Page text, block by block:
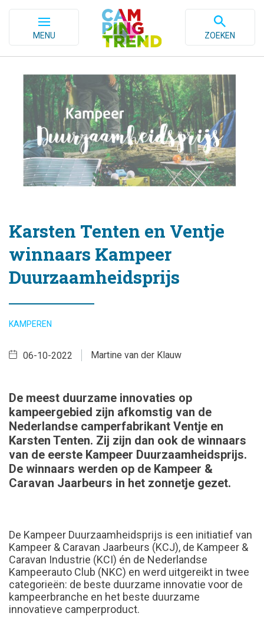
MENU ZOEKEN
Karsten Tenten en Ventje
winnaars Kampeer
Duurzaamheidsprijs
KAMPEREN
Martine van der Klauw
06-10-2022
De meest duurzame innovaties op
kampeergebied zijn afkomstig van de
Nederlandse camperfabrikant Ventje en
Karsten Tenten. Zij zijn dan ook de winnaars
van de eerste Kampeer Duurzaamheidsprijs.
De winnaars werden op de Kampeer &
Caravan Jaarbeurs in het zonnetje gezet.
De Kampeer Duurzaamheidsprijs is een initiatief van
Kampeer & Caravan Jaarbeurs (KCJ), de Kampeer &
Caravan Industrie (KCI) én de Nederlandse
Kampeerauto Club (NKC) en werd uitgereikt in twee
categorieën: de beste duurzame innovatie voor de
kampeerbranche en het beste duurzame
innovatieve camperproduct.